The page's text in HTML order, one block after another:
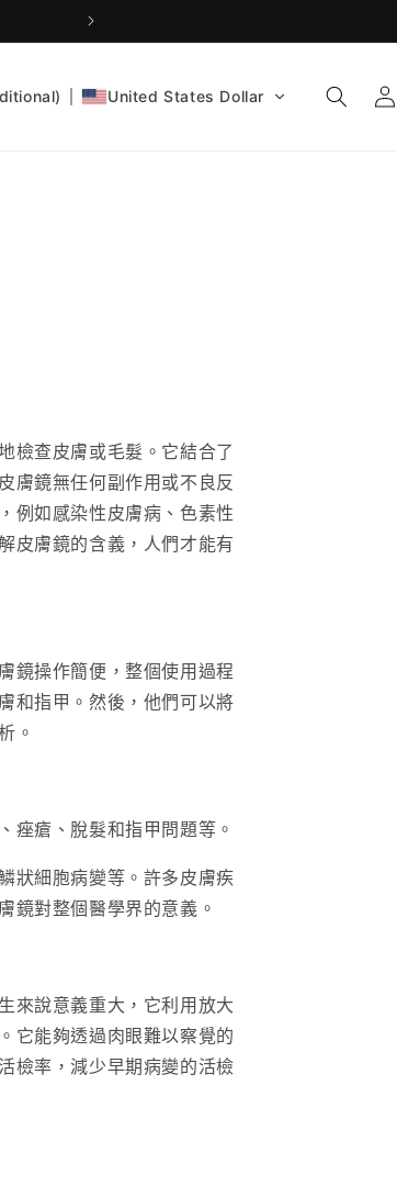
United States Dollar
登
入
檢查皮膚或毛髮。它結合了
膚鏡無任何副作用或不良反
例如感染性皮膚病、色素性
皮膚鏡的含義，人們才能有
鏡操作簡便，整個使用過程
和指甲。然後，他們可以將
。
痤瘡、脫髮和指甲問題等。
狀細胞病變等。許多皮膚疾
鏡對整個醫學界的意義。
來說意義重大，它利用放大
它能夠透過肉眼難以察覺的
檢率，減少早期病變的活檢